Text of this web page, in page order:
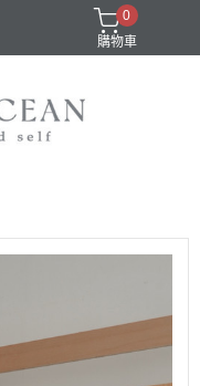
0
購物車